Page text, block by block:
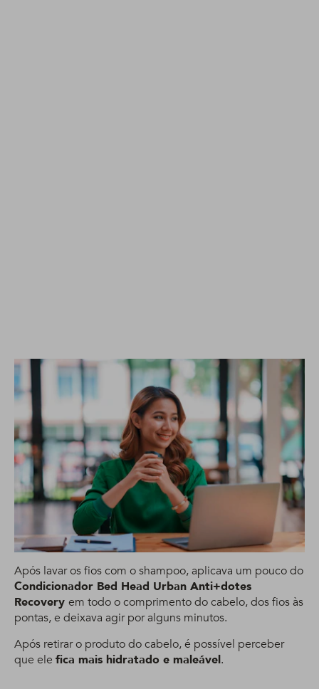
Após lavar os fios com o shampoo, aplicava um pouco do
Condicionador Bed Head Urban Anti+dotes
Recovery em todo o comprimento do cabelo, dos fios às
pontas, e deixava agir por alguns minutos.
Após retirar o produto do cabelo, é possível perceber
que ele fica mais hidratado e maleável.